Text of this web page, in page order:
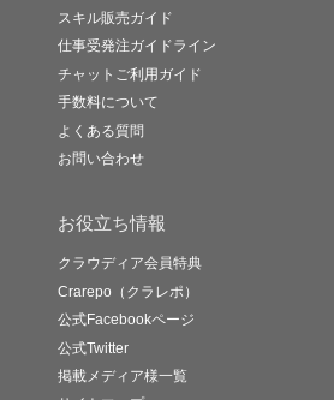
スキル販売ガイド
仕事受発注ガイドライン
チャットご利用ガイド
手数料について
よくある質問
お問い合わせ
お役立ち情報
クラウディア会員特典
Crarepo（クラレポ）
公式Facebookページ
公式Twitter
掲載メディア様一覧